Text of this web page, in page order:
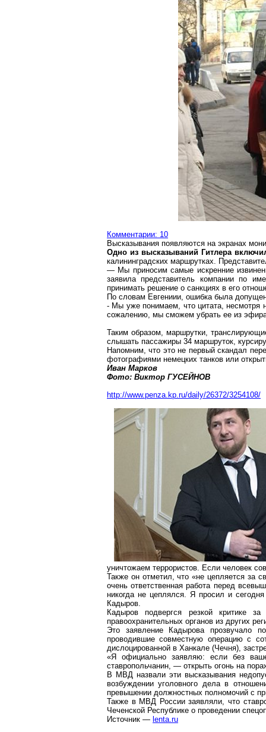
Комментарии: 10
Высказывания появляются на экранах
Одно из высказываний Гитлера
калининградских маршрутках.
— Мы приносим самые искренние
заявила представитель компании по
принимать решение о санкциях в его
По словам Евгениии, ошибка была
- Мы уже понимаем, что цитата, несмотря
сожалению, мы сможем убрать ее из эфира
Таким образом, маршрутки,
слышать пассажиры 34 маршруток,
Напомним, что это не первый скандал
фотографиями немецких танков или
Иван Марков
Фото: Виктор ГУСЕЙНОВ
http://www.penza.kp.ru/daily/26372/3254108/
уничтожаем террористов. Если человек
Также он отметил, что «не цепляется за
очень ответственная работа перед
никогда не цеплялся. Я просил и
Кадыров.
Кадыров подвергся резкой критике
правоохранительных органов из других
Это заявление Кадырова прозвучало
проводившие совместную операцию с
дислоцированной в Ханкале (Чечня),
«Я официально заявляю: если без
ставропольчанин, — открыть огонь на
В МВД назвали эти высказывания
возбуждении уголовного дела в
превышении должностных полномочий с
Также в МВД России заявляли, что
Чеченской Республике о проведении
Источник — lenta.ru